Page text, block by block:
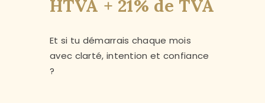
HTVA + 21% de TVA
Et si tu démarrais chaque mois
avec clarté, intention et confiance
?